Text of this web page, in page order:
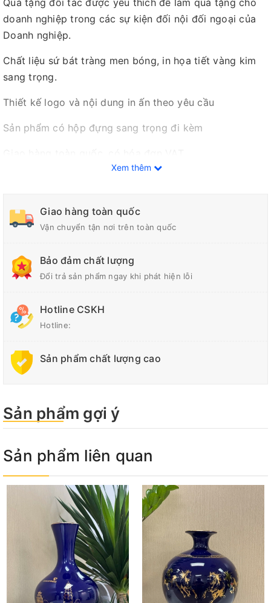
Quà tặng đối tác được yêu thích để làm quà tặng cho
doanh nghiệp trong các sự kiện đối nội đối ngoại của
Doanh nghiệp.
Chất liệu sứ bát tràng men bóng, in họa tiết vàng kim
sang trọng.
Thiết kế logo và nội dung in ấn theo yêu cầu
Sản phẩm có hộp đựng sang trọng đi kèm
Liên hệ ngay để được báo giá tốt nhất.
Xem thêm
Giao hàng toàn quốc
Vận chuyển tận nơi trên toàn quốc
Bảo đảm chất lượng
Đổi trả sản phẩm ngay khi phát hiện lỗi
Hotline CSKH
Hotline:
Sản phẩm chất lượng cao
Sản phẩm gợi ý
Sản phẩm liên quan